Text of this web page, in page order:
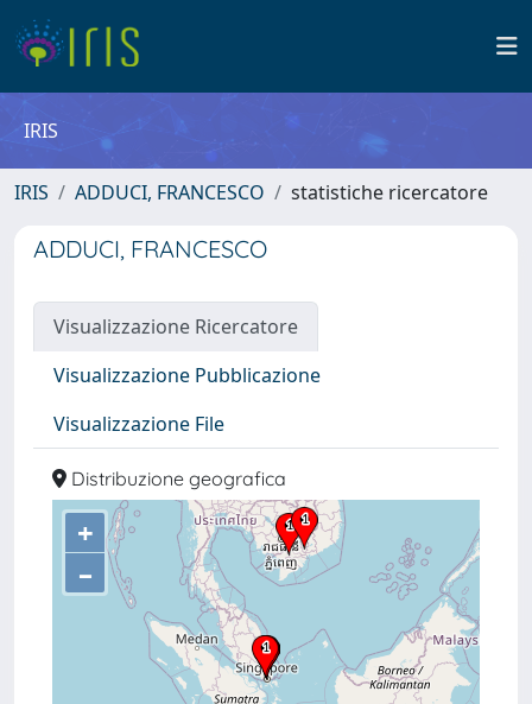
IRIS
IRIS ADDUCI, FRANCESCO statistiche ricercatore
ADDUCI, FRANCESCO
Visualizzazione Ricercatore
Visualizzazione Pubblicazione
Visualizzazione File
Distribuzione geografica
+
–